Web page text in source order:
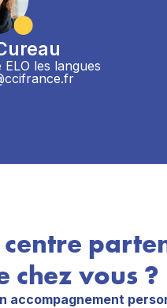
les langues
centre
chez vous ?
accompagnement